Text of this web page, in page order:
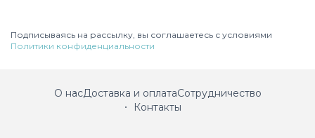
Подписываясь на рассылку, вы соглашаетесь с условиями
Политики конфиденциальности
О насДоставка и оплатаСотрудничество
Контакты